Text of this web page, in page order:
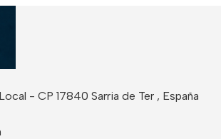
- CP 17840 Sarria de Ter , España